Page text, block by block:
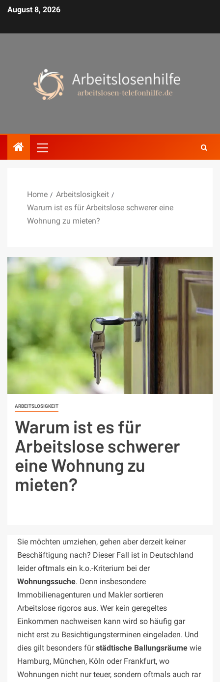
August 8, 2026
Home
Arbeitslosigkeit
Warum ist es für Arbeitslose schwerer eine
Wohnung zu mieten?
ARBEITSLOSIGKEIT
Warum ist es für
Arbeitslose schwerer
eine Wohnung zu
mieten?
Sie möchten umziehen, gehen aber derzeit keiner
Beschäftigung nach? Dieser Fall ist in Deutschland
leider oftmals ein k.o.-Kriterium bei der
Wohnungssuche. Denn insbesondere
Immobilienagenturen und Makler sortieren
Arbeitslose rigoros aus. Wer kein geregeltes
Einkommen nachweisen kann wird so häufig gar
nicht erst zu Besichtigungsterminen eingeladen. Und
dies gilt besonders fürstädtische Ballungsräume wie
Hamburg, München, Köln oder Frankfurt, wo
Wohnungen nicht nur teuer, sondern oftmals auch rar